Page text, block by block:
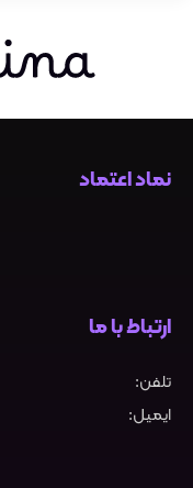
نماد اعتماد
ارتباط با ما
تلفن:
ایمیل: